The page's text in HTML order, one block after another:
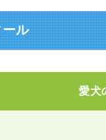
ール
愛犬